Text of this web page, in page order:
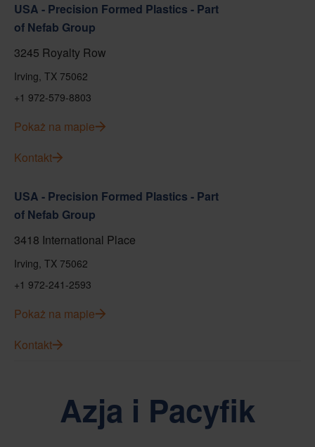
USA - Precision Formed Plastics - Part
of Nefab Group
3245 Royalty Row
Irving, TX 75062
+1 972-579-8803
Pokaż na mapie
Kontakt
USA - Precision Formed Plastics - Part
of Nefab Group
3418 International Place
Irving, TX 75062
+1 972-241-2593
Pokaż na mapie
Kontakt
Azja i Pacyfik